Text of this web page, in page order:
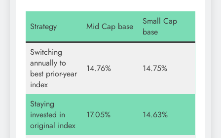
Strategy Mid Cap base
Small Cap
base
Switching
annually to
best prior-year
index
14.76% 14.75%
Staying
invested in
original index
17.05% 14.63%